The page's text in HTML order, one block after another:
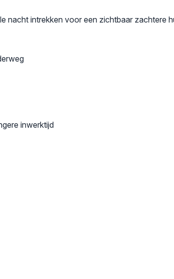
nacht intrekken voor een zichtbaar zachtere
inwerktijd